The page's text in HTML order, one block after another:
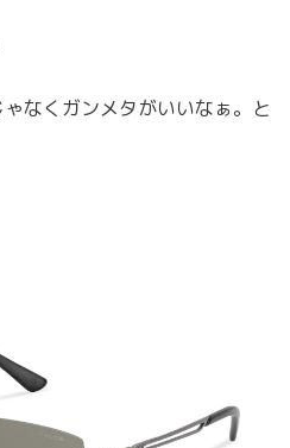
なくガンメタがいいなぁ。と